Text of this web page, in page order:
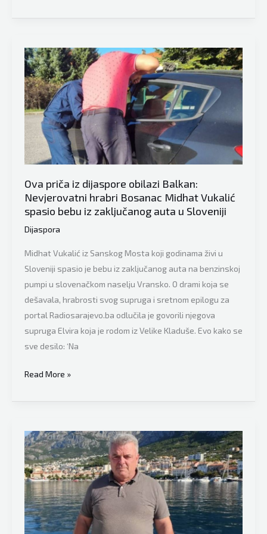
obilazi
Kuharica
od
vlasnika
restorana
dobila
poklon
automobi
Ova priča iz dijaspore obilazi Balkan:
Nevjerovatni hrabri Bosanac Midhat Vukalić
spasio bebu iz zaključanog auta u Sloveniji
Dijaspora
Midhat Vukalić iz Sanskog Mosta koji godinama živi u
Sloveniji spasio je bebu iz zaključanog auta na benzinskoj
pumpi u slovenačkom naselju Vransko. O drami koja se
dešavala, hrabrosti svog supruga i sretnom epilogu za
portal Radiosarajevo.ba odlučila je govorili njegova
supruga Elvira koja je rodom iz Velike Kladuše. Evo kako se
sve desilo: ‘Na
Ova
iz
obilazi
Balkan:
Nevjerovatni
hrabri
Bosanac
Midhat
Vukalić
Read More »